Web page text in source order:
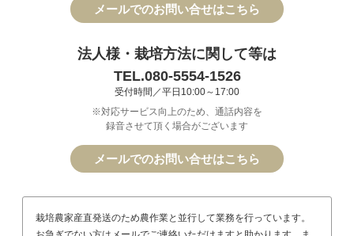
メールでのお問い合せはこちら
法人様・栽培方法に関して等は
TEL.080-5554-1526
受付時間／平日10:00～17:00
※対応サービス向上のため、通話内容を
録音させて頂く場合がございます
メールでのお問い合せはこちら
栽培農家産直発送のため農作業と並行して業務を行っています。